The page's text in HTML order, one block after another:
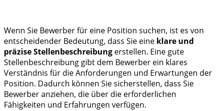
Wenn Sie Bewerber für eine Position suchen, ist es von
entscheidender Bedeutung, dass Sie eine klare und
präzise Stellenbeschreibung erstellen. Eine gute
Stellenbeschreibung gibt dem Bewerber ein klares
Verständnis für die Anforderungen und Erwartungen der
Position. Dadurch können Sie sicherstellen, dass Sie
Bewerber anziehen, die über die erforderlichen
Fähigkeiten und Erfahrungen verfügen.